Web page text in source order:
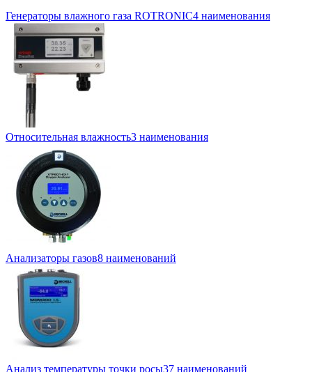
Генераторы влажного газа ROTRONIC4 наименования
Относительная влажность3 наименования
Анализаторы газов8 наименований
Анализ температуры точки росы37 наименований